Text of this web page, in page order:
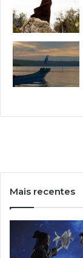
Mais recentes